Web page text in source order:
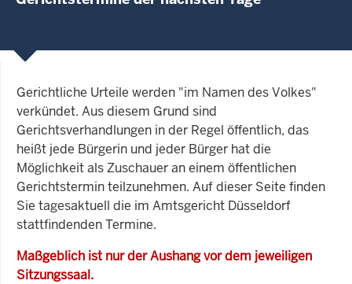
Gerichtliche Urteile werden "im Namen des Volkes"
verkündet. Aus diesem Grund sind
Gerichtsverhandlungen in der Regel öffentlich, das
heißt jede Bürgerin und jeder Bürger hat die
Möglichkeit als Zuschauer an einem öffentlichen
Gerichtstermin teilzunehmen. Auf dieser Seite finden
Sie tagesaktuell die im Amtsgericht Düsseldorf
stattfindenden Termine.
Maßgeblich ist nur der Aushang vor dem jeweiligen
Sitzungssaal.